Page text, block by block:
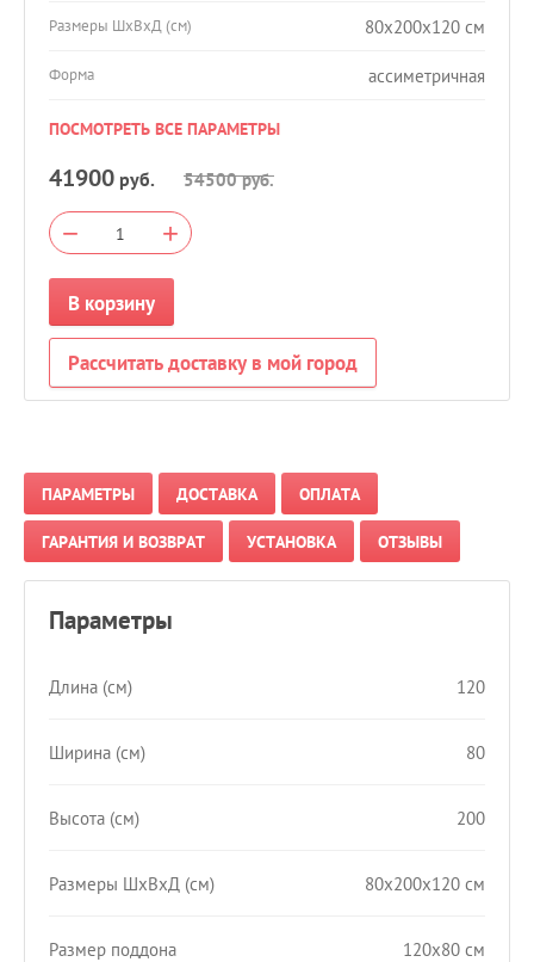
Размеры ШхВхД (см) 80x200x120 см
Форма ассиметричная
ПОСМОТРЕТЬ ВСЕ ПАРАМЕТРЫ
41900 руб. 54500руб.
− +
В корзину
Рассчитать доставку в мой город
ПАРАМЕТРЫ ДОСТАВКА ОПЛАТА
ГАРАНТИЯ И ВОЗВРАТ УСТАНОВКА ОТЗЫВЫ
Параметры
Длина (см) 120
Ширина (см) 80
Высота (см) 200
Размеры ШхВхД (см) 80x200x120 см
Размер поддона 120х80 см